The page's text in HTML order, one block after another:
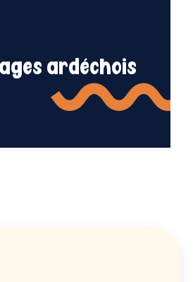
ardéchois